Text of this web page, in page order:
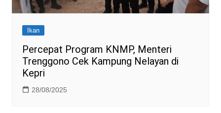
Ikan
Percepat Program KNMP, Menteri
Trenggono Cek Kampung Nelayan di
Kepri
28/08/2025